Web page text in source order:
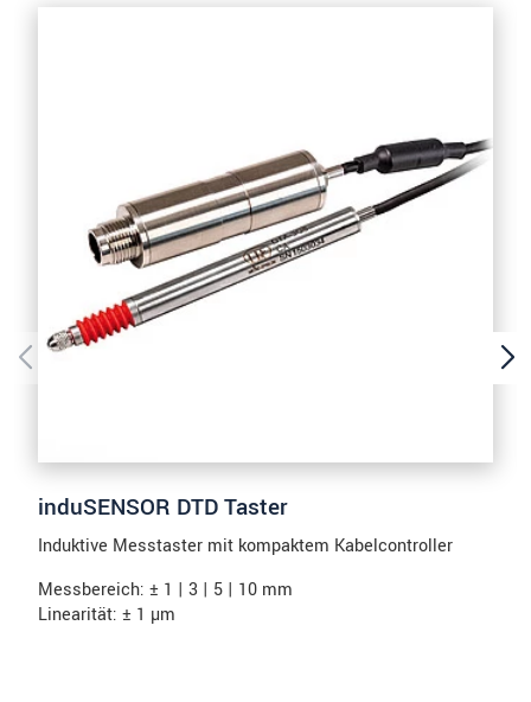
induSENSOR DTD Taster
Induktive Messtaster mit kompaktem Kabelcontroller
Messbereich: ± 1 | 3 | 5 | 10 mm
Linearität: ± 1 µm